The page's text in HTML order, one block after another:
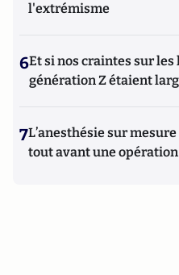
l'extrémisme
6Et si nos craintes sur
génération Z étaient
7L’anesthésie sur
tout avant une opération